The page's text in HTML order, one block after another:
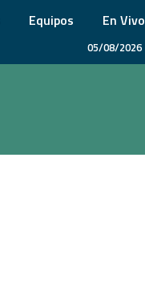
Equipos En Vivo
05/08/2026